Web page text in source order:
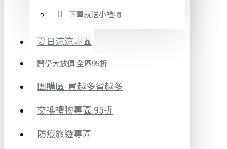
下單就送小禮物
夏日涼涼專區
開學大放價 全區95折
團購區-買越多省越多
交換禮物專區 95折
防疫旅遊專區